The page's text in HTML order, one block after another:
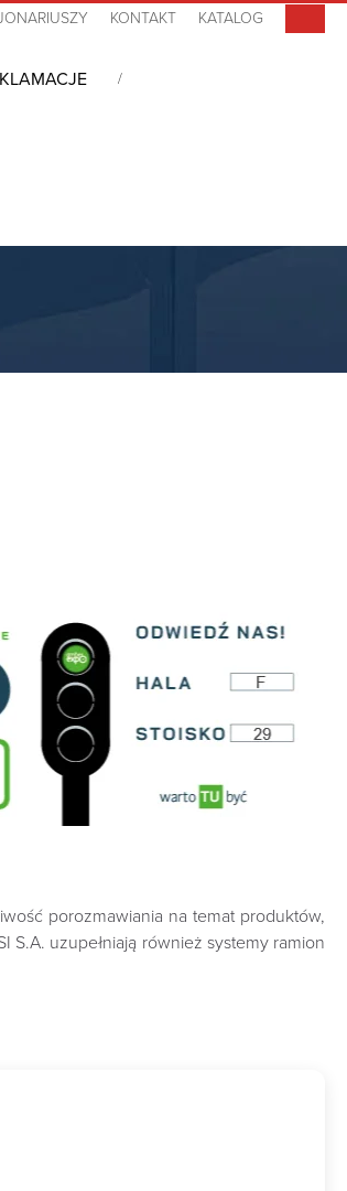
KONTAKT KATALOG
porozmawiania na temat produktów,
S.A. uzupełniają również systemy ramion